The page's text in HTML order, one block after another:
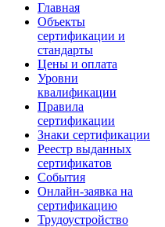
Главная
Объекты
сертификации и
стандарты
Цены и оплата
Уровни
квалификации
Правила
сертификации
Знаки сертификации
Реестр выданных
сертификатов
События
Онлайн-заявка на
сертификацию
Трудоустройство